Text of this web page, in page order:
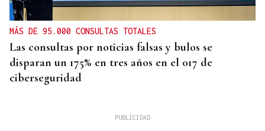
MÁS DE 95.000 CONSULTAS TOTALES
Las consultas por noticias falsas y bulos se
disparan un 175% en tres años en el 017 de
ciberseguridad